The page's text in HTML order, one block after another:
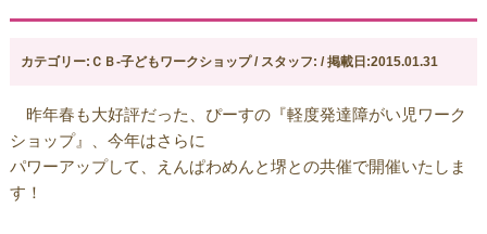
カテゴリー:ＣＢ-子どもワークショップ / スタッフ: / 掲載日:2015.01.31
昨年春も大好評だった、ぴーすの『軽度発達障がい児ワーク
ショップ』、今年はさらに
パワーアップして、えんぱわめんと堺との共催で開催いたしま
す！